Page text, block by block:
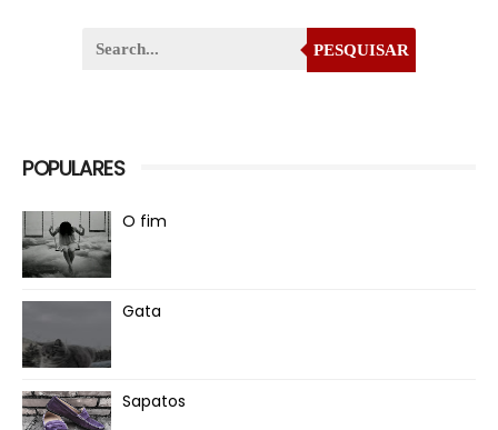
PESQUISAR
POPULARES
O fim
Gata
Sapatos